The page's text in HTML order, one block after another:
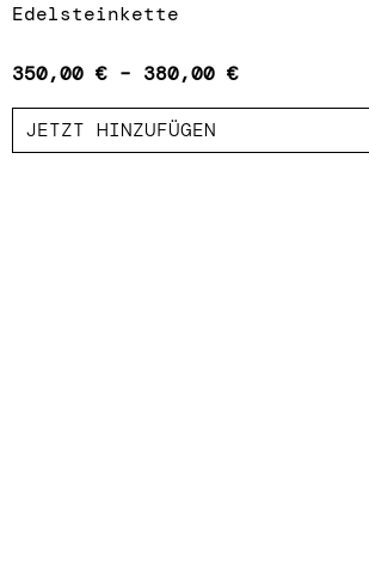
Edelsteinkette
350,00 € – 380,00 €
JETZT HINZUFÜGEN